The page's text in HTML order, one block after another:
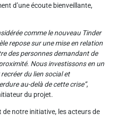
d’une écoute bienveillante,
comme le nouveau Tinder
repose sur une mise en relation
des personnes demandant de
Nous investissons en un
du lien social et
au-delà de cette crise”,
du projet.
notre initiative, les acteurs de